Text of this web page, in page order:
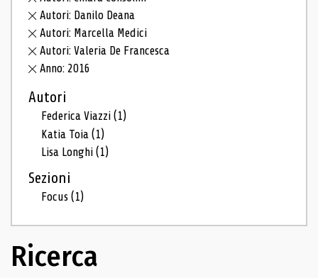
Autori: Danilo Deana
Autori: Marcella Medici
Autori: Valeria De Francesca
Anno: 2016
Autori
Federica Viazzi(1)
Katia Toia(1)
Lisa Longhi(1)
Sezioni
Focus(1)
Ricerca